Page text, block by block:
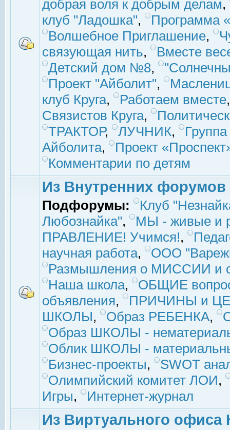
добрая воля к добрым делам,
клуб "Ладошка",
Программа
Волшебное Приглашение,
связующая нить,
Вместе
Детский дом №8,
Проект "Айболит",
клуб Круга, Работаем вместе
Связистов Круга,
ТРАКТОР, ЛУЧНИК,
Айболита,
Проект
Комментарии по детям
Из Внутренних форумов
Подфорумы:
Клуб
Любознайка",
МЫ - живые и
ПРАВЛЕНИЕ! Учимся!,
научная работа,
ООО
Размышления о МИССИИ и
Наша школа,
ОБЩИЕ
объявления,
ПРИЧИНЫ и
ШКОЛЫ, Образ РЕБЕНКА,
Образ ШКОЛЫ -
Облик ШКОЛЫ -
Бизнес-проекты,
SWOT
Олимпийский комитет ЛОИ,
Игры, Интернет-журнал
Из Виртуального офиса